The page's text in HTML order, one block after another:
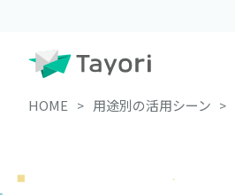
HOME 用途別の活用シーン